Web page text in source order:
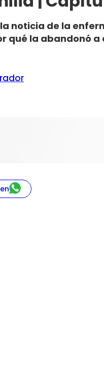
noticia de la
qué la abandonó a